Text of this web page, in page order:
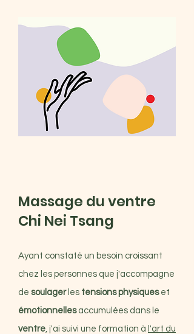
Massage du ventre
Chi Nei Tsang
Ayant constaté un besoin croissant
chez les personnes que j'accompagne
de soulagerles tensions physiqueset
émotionnellesaccumulées dans le
ventre, j'ai suivi une formation à l'art du